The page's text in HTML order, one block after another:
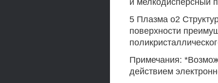
и мелкодисперсный
5 Плазма о2
поверхности
Примечания:
действием